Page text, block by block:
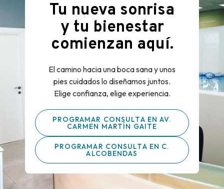
Tu nueva sonrisa
y tu bienestar
comienzan aquí.
El camino hacia una boca sana y unos
pies cuidados lo diseñamos juntos.
Elige confianza, elige experiencia.
PROGRAMAR CONSULTA EN AV.
CARMEN MARTÍN GAITE
PROGRAMAR CONSULTA EN C.
ALCOBENDAS